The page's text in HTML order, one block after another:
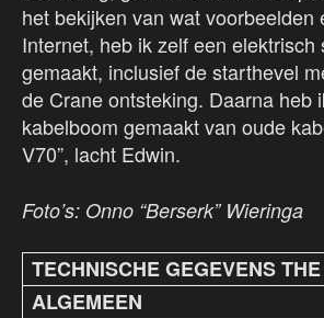
het bekijken van wat voorbeelden
Internet, heb ik zelf een elektrisch
gemaakt, inclusief de starthevel
de Crane ontsteking. Daarna heb
kabelboom gemaakt van oude
V70”, lacht Edwin.
Foto’s: Onno “Berserk” Wieringa
TECHNISCHE GEGEVENS
ALGEMEEN